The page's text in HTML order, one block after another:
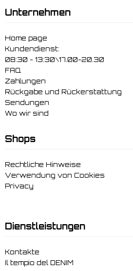
Unternehmen
Home page
Kundendienst:
08:30 - 13:30\17.00-20.30
FAQ
Zahlungen
Rückgabe und Rückerstattung
Sendungen
Wo wir sind
Shops
Rechtliche Hinweise
Verwendung von Cookies
Privacy
Dienstleistungen
Kontakte
Il tempio del DENIM